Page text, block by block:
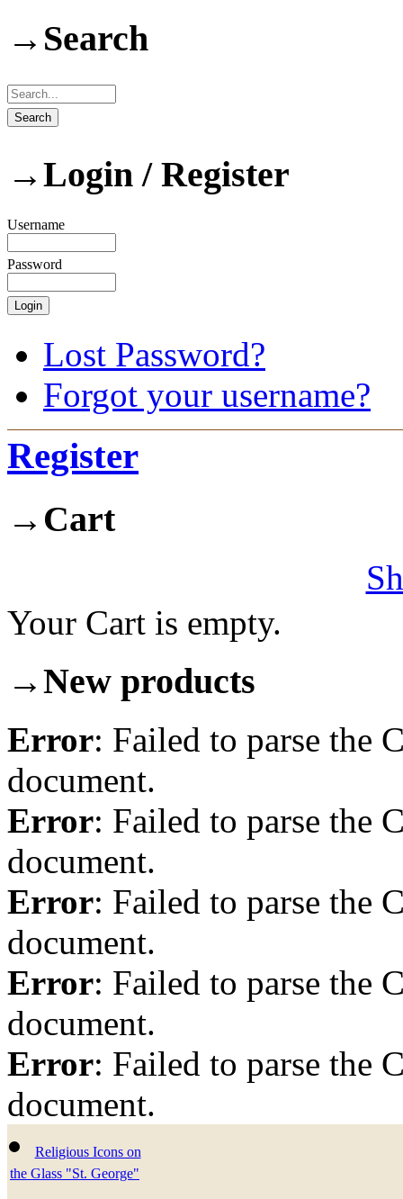
→ Search
→Login / Register
Username
Password
Lost Password?
Forgot your username?
Register
→ Cart
Your Cart is empty.
→New products
Error: Failed to parse the
document.
Error: Failed to parse the
document.
Error: Failed to parse the
document.
Error: Failed to parse the
document.
Error: Failed to parse the
document.
Religious Icons on
the Glass "St. George"